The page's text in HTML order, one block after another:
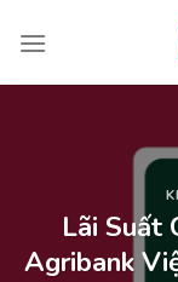
đến
Lãi Suất
Agribank